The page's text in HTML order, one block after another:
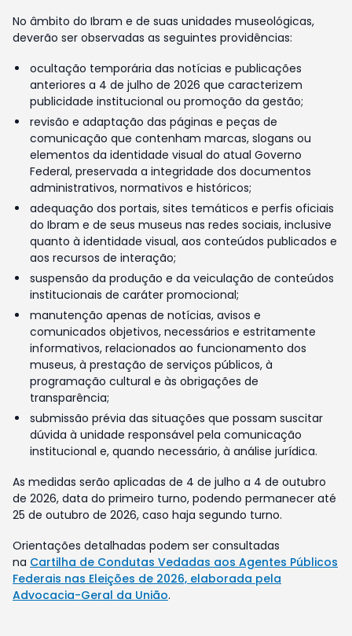
No âmbito do Ibram e de suas unidades museológicas,
deverão ser observadas as seguintes providências:
ocultação temporária das notícias e publicações
anteriores a 4 de julho de 2026 que caracterizem
publicidade institucional ou promoção da gestão;
revisão e adaptação das páginas e peças de
comunicação que contenham marcas, slogans ou
elementos da identidade visual do atual Governo
Federal, preservada a integridade dos documentos
administrativos, normativos e históricos;
adequação dos portais, sites temáticos e perfis oficiais
do Ibram e de seus museus nas redes sociais, inclusive
quanto à identidade visual, aos conteúdos publicados e
aos recursos de interação;
suspensão da produção e da veiculação de conteúdos
institucionais de caráter promocional;
manutenção apenas de notícias, avisos e
comunicados objetivos, necessários e estritamente
informativos, relacionados ao funcionamento dos
museus, à prestação de serviços públicos, à
programação cultural e às obrigações de
transparência;
submissão prévia das situações que possam suscitar
dúvida à unidade responsável pela comunicação
institucional e, quando necessário, à análise jurídica.
As medidas serão aplicadas de 4 de julho a 4 de outubro
de 2026, data do primeiro turno, podendo permanecer até
25 de outubro de 2026, caso haja segundo turno.
Orientações detalhadas podem ser consultadas
na Cartilha de Condutas Vedadas aos Agentes Públicos
Federais nas Eleições de 2026, elaborada pela
Advocacia-Geral da União.